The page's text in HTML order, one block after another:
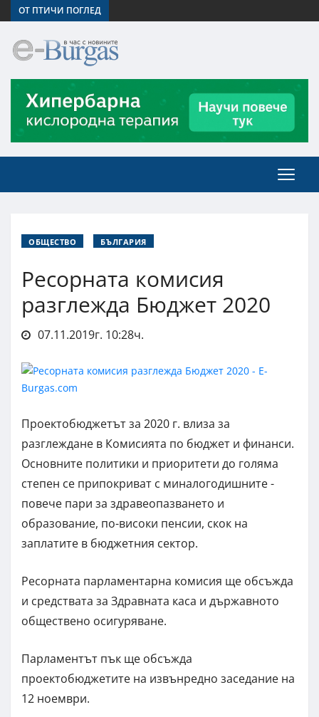
ОТ ПТИЧИ ПОГЛЕД
ОБЩЕСТВО БЪЛГАРИЯ
Ресорната комисия
разглежда Бюджет 2020
07.11.2019г. 10:28ч.
Проектобюджетът за 2020 г. влиза за
разглеждане в Комисията по бюджет и финанси.
Основните политики и приоритети до голяма
степен се припокриват с миналогодишните -
повече пари за здравеопазването и
образование, по-високи пенсии, скок на
заплатите в бюджетния сектор.
Ресорната парламентарна комисия ще обсъжда
и средствата за Здравната каса и държавното
обществено осигуряване.
Парламентът пък ще обсъжда
проектобюджетите на извънредно заседание на
12 ноември.